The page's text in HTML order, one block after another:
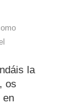
la
os
en